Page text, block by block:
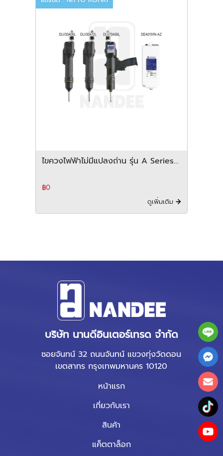
ไขควงไฟฟ้าไม่มีแปลงถ่าน รุ่น A Series
฿0
ดูเพิ่มเติม
บริษัท นานดีอินเตอร์เทรด จำกัด
ซอยจันทน์ 32 ถนนจันทน์ แขวงทุ่งวัดดอน
เขตสาทร กรุงเทพมหานคร 10120
หน้าแรก
เกี่ยวกับเรา
สินค้า
แค็ตตาล็อก